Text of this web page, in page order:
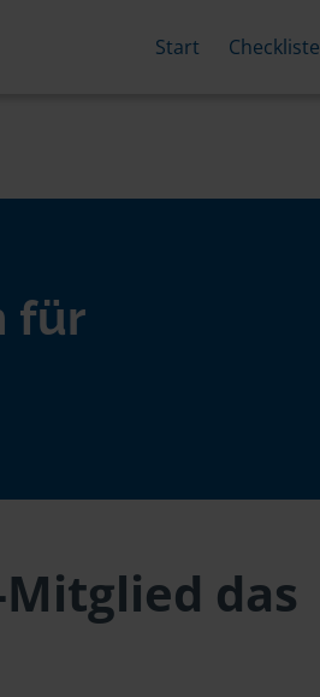
Start Checkliste
für
das